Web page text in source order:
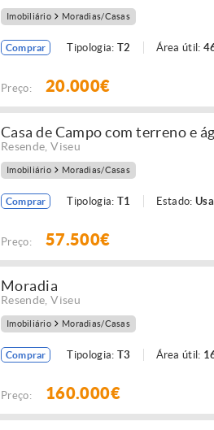
Imobiliário Moradias/Casas
Comprar Tipologia: T2 Área útil:
Preço: 20.000€
Casa de Campo com terreno e
Resende ,Viseu
Imobiliário Moradias/Casas
Comprar Tipologia: T1 Estado:
Preço: 57.500€
Moradia
Resende ,Viseu
Imobiliário Moradias/Casas
Comprar Tipologia: T3 Área útil:
Preço: 160.000€